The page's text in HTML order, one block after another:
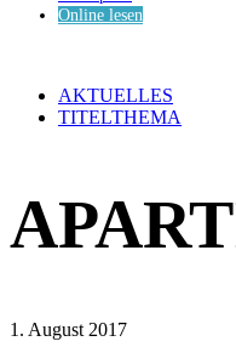
Online lesen
AKTUELLES
TITELTHEMA
1. August 2017